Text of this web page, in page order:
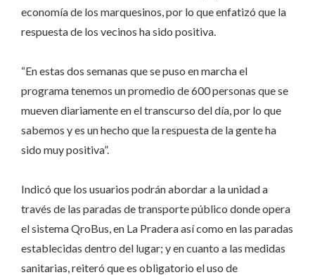
economía de los marquesinos, por lo que enfatizó que la
respuesta de los vecinos ha sido positiva.
“En estas dos semanas que se puso en marcha el
programa tenemos un promedio de 600 personas que se
mueven diariamente en el transcurso del día, por lo que
sabemos y es un hecho que la respuesta de la gente ha
sido muy positiva”.
Indicó que los usuarios podrán abordar a la unidad a
través de las paradas de transporte público donde opera
el sistema QroBus, en La Pradera así como en las paradas
establecidas dentro del lugar; y en cuanto a las medidas
sanitarias, reiteró que es obligatorio el uso de